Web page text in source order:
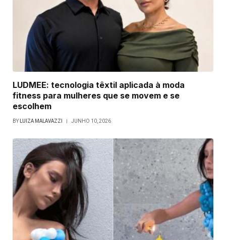
LUDMEE: tecnologia têxtil aplicada à moda
fitness para mulheres que se movem e se
escolhem
BY LUIZA MALAVAZZI JUNHO 10, 2026